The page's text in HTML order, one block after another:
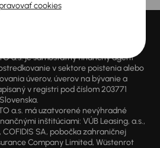
nie je uvedené inak.
a.s. je samostatný finančný agent
v sektore poistenia alebo
úverov, úverov na bývanie a
v registri pod číslom 203771
a.s. má uzatvorené nevýhradné
inštitúciami: VÚB Leasing, a.s.,
SA, pobočka zahraničnej
Company Limited, Wüstenrot
cookies